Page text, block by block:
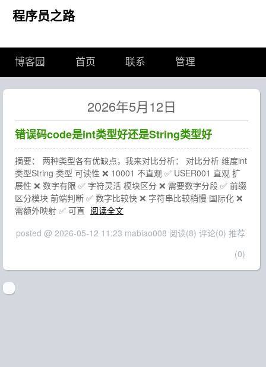
程序员之路
博客园 首页 联系 管理
2026年5月12日
错误码code是int类型好还是String类型好
摘要： 两种类型各有优缺点，我来对比分析： 对比分析 维度int
类型String 类型 可读性 ❌ 10001 不直观 ✅ USER001 直观 扩
展性 ❌ 数字有限 ✅ 字符灵活 模块区分 ❌ 需要数字分段 ✅ 前缀
区分模块 前端判断 ✅ 数字比较快 ❌ 字符串比较稍慢 国际化 ❌
需额外映射 ✅ 可直 阅读全文
posted @ 2026-05-12 11:23 mabiao008 阅读(8) 评论(0) 推荐
(0)